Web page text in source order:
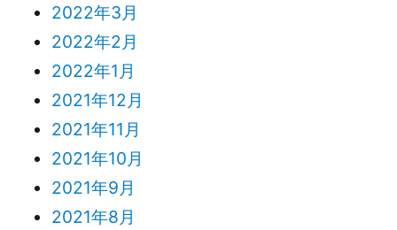
2022年3月
2022年2月
2022年1月
2021年12月
2021年11月
2021年10月
2021年9月
2021年8月